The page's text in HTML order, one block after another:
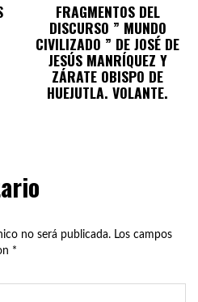
FRAGMENTOS DEL
DISCURSO ” MUNDO
CIVILIZADO ” DE JOSÉ DE
JESÚS MANRÍQUEZ Y
ZÁRATE OBISPO DE
HUEJUTLA. VOLANTE.
no será publicada. Los campos
*